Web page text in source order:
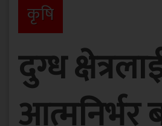
कृषि
दुग्ध